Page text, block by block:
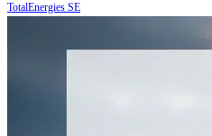
TotalEnergies SE